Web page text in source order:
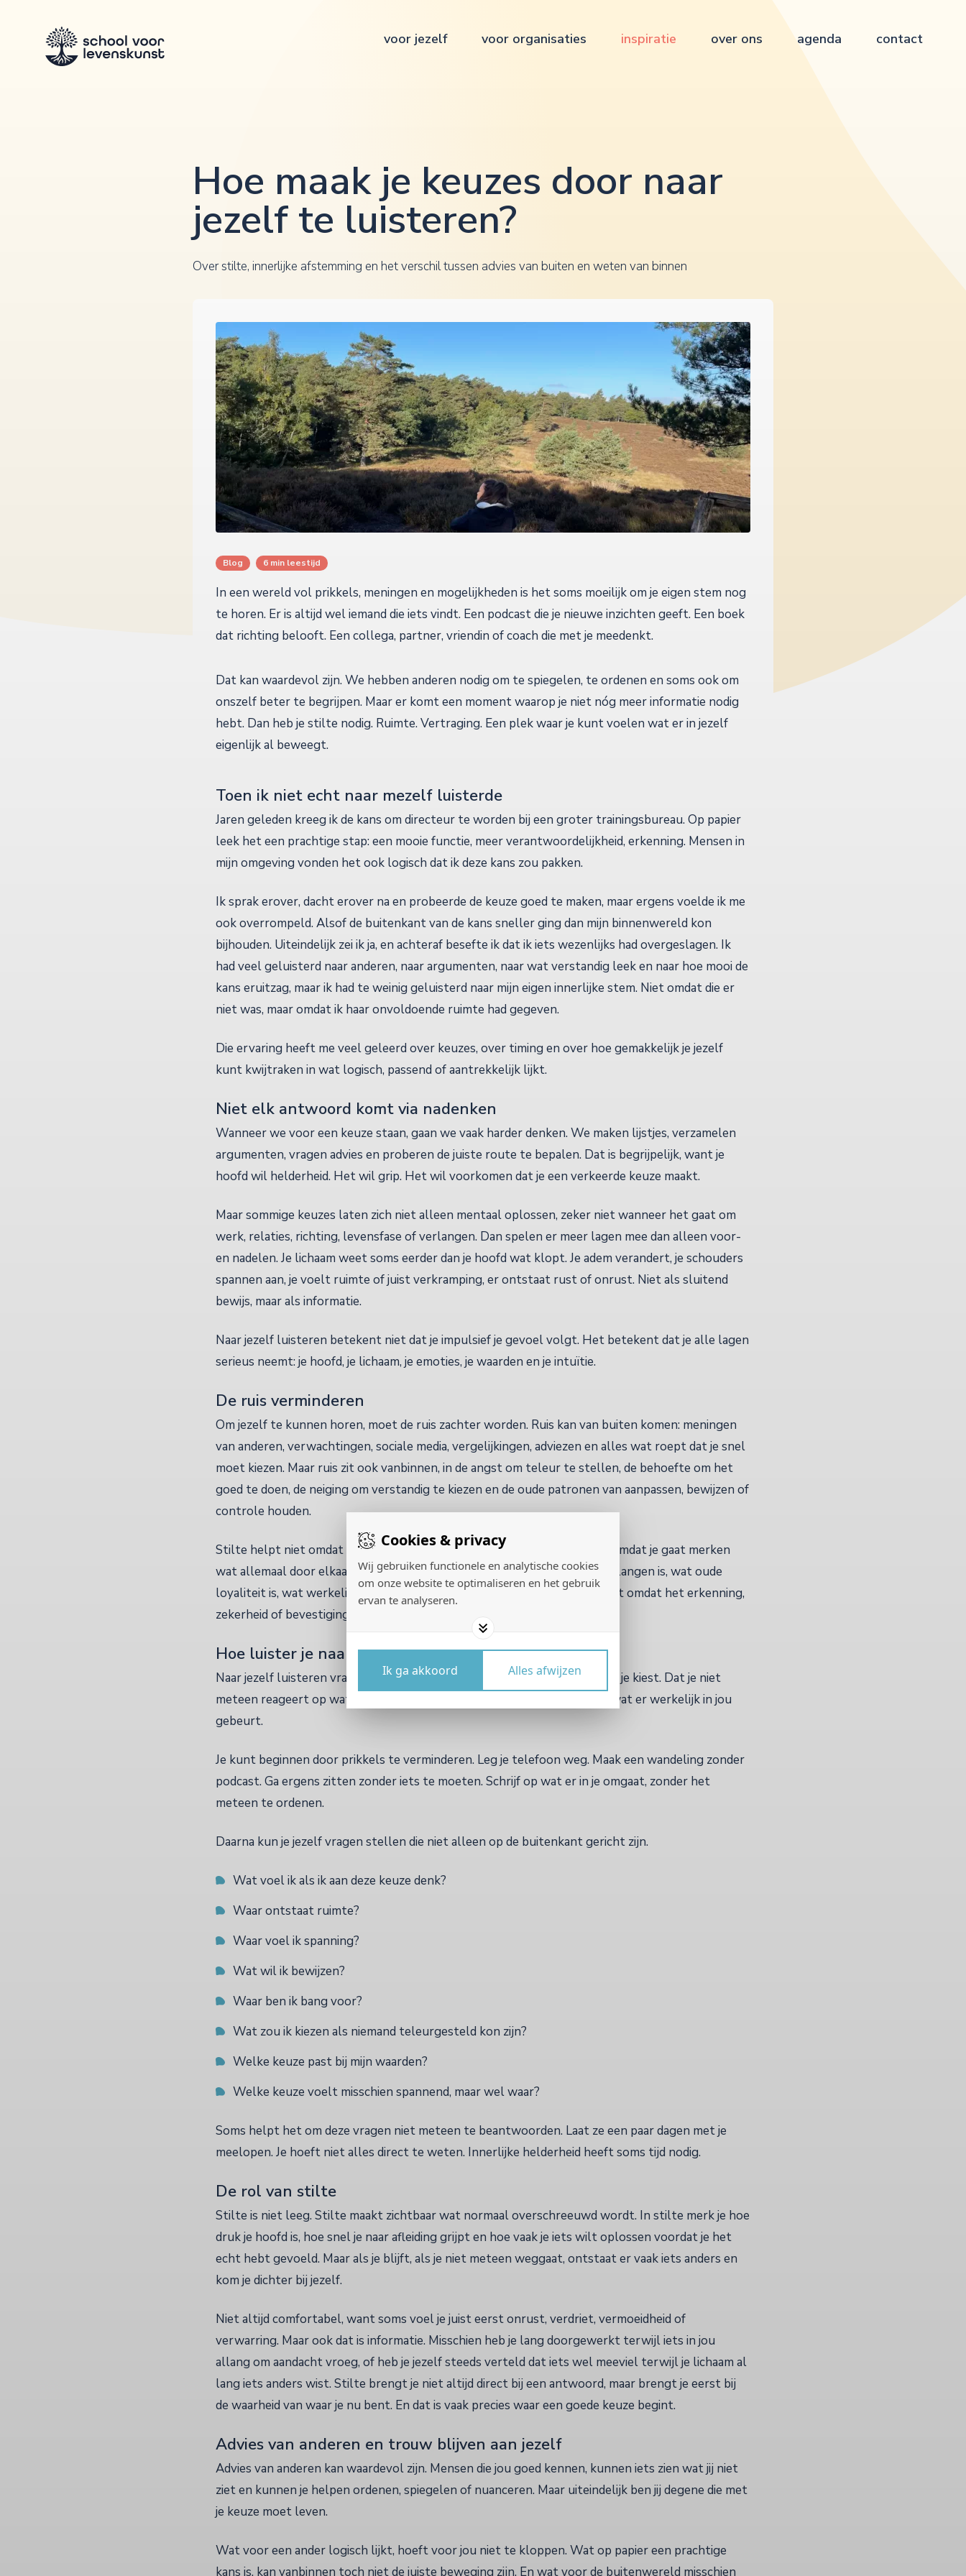
Cookies & privacy
Wij gebruiken functionele en analytische cookies
om onze website te optimaliseren en het gebruik
ervan te analyseren.
Ik ga akkoord Alles afwijzen
voor jezelf voor organisaties inspiratie over ons agenda contact
Hoe maak je keuzes door naar
jezelf te luisteren?
Over stilte, innerlijke afstemming en het verschil tussen advies van buiten en weten van binnen
Blog 6 min leestijd
In een wereld vol prikkels, meningen en mogelijkheden is het soms moeilijk om je eigen stem nog
te horen. Er is altijd wel iemand die iets vindt. Een podcast die je nieuwe inzichten geeft. Een boek
dat richting belooft. Een collega, partner, vriendin of coach die met je meedenkt.
Dat kan waardevol zijn. We hebben anderen nodig om te spiegelen, te ordenen en soms ook om
onszelf beter te begrijpen. Maar er komt een moment waarop je niet nóg meer informatie nodig
hebt. Dan heb je stilte nodig. Ruimte. Vertraging. Een plek waar je kunt voelen wat er in jezelf
eigenlijk al beweegt.
Toen ik niet echt naar mezelf luisterde
Jaren geleden kreeg ik de kans om directeur te worden bij een groter trainingsbureau. Op papier
leek het een prachtige stap: een mooie functie, meer verantwoordelijkheid, erkenning. Mensen in
mijn omgeving vonden het ook logisch dat ik deze kans zou pakken.
Ik sprak erover, dacht erover na en probeerde de keuze goed te maken, maar ergens voelde ik me
ook overrompeld. Alsof de buitenkant van de kans sneller ging dan mijn binnenwereld kon
bijhouden. Uiteindelijk zei ik ja, en achteraf besefte ik dat ik iets wezenlijks had overgeslagen. Ik
had veel geluisterd naar anderen, naar argumenten, naar wat verstandig leek en naar hoe mooi de
kans eruitzag, maar ik had te weinig geluisterd naar mijn eigen innerlijke stem. Niet omdat die er
niet was, maar omdat ik haar onvoldoende ruimte had gegeven.
Die ervaring heeft me veel geleerd over keuzes, over timing en over hoe gemakkelijk je jezelf
kunt kwijtraken in wat logisch, passend of aantrekkelijk lijkt.
Niet elk antwoord komt via nadenken
Wanneer we voor een keuze staan, gaan we vaak harder denken. We maken lijstjes, verzamelen
argumenten, vragen advies en proberen de juiste route te bepalen. Dat is begrijpelijk, want je
hoofd wil helderheid. Het wil grip. Het wil voorkomen dat je een verkeerde keuze maakt.
Maar sommige keuzes laten zich niet alleen mentaal oplossen, zeker niet wanneer het gaat om
werk, relaties, richting, levensfase of verlangen. Dan spelen er meer lagen mee dan alleen voor-
en nadelen. Je lichaam weet soms eerder dan je hoofd wat klopt. Je adem verandert, je schouders
spannen aan, je voelt ruimte of juist verkramping, er ontstaat rust of onrust. Niet als sluitend
bewijs, maar als informatie.
Naar jezelf luisteren betekent niet dat je impulsief je gevoel volgt. Het betekent dat je alle lagen
serieus neemt: je hoofd, je lichaam, je emoties, je waarden en je intuïtie.
De ruis verminderen
Om jezelf te kunnen horen, moet de ruis zachter worden. Ruis kan van buiten komen: meningen
van anderen, verwachtingen, sociale media, vergelijkingen, adviezen en alles wat roept dat je snel
moet kiezen. Maar ruis zit ook vanbinnen, in de angst om teleur te stellen, de behoefte om het
goed te doen, de neiging om verstandig te kiezen en de oude patronen van aanpassen, bewijzen of
controle houden.
Stilte helpt niet omdat er dan meteen een helder antwoord komt, maar omdat je gaat merken
wat allemaal door elkaar heen praat. Je hoort beter wat angst is, wat verlangen is, wat oude
loyaliteit is, wat werkelijk klopt en wat misschien vooral aantrekkelijk lijkt omdat het erkenning,
zekerheid of bevestiging belooft.
Hoe luister je naar jezelf?
Naar jezelf luisteren vraagt oefening. Het vraagt dat je vertraagt voordat je kiest. Dat je niet
meteen reageert op wat zich aandient, maar ruimte maakt om te voelen wat er werkelijk in jou
gebeurt.
Je kunt beginnen door prikkels te verminderen. Leg je telefoon weg. Maak een wandeling zonder
podcast. Ga ergens zitten zonder iets te moeten. Schrijf op wat er in je omgaat, zonder het
meteen te ordenen.
Daarna kun je jezelf vragen stellen die niet alleen op de buitenkant gericht zijn.
Wat voel ik als ik aan deze keuze denk?
Waar ontstaat ruimte?
Waar voel ik spanning?
Wat wil ik bewijzen?
Waar ben ik bang voor?
Wat zou ik kiezen als niemand teleurgesteld kon zijn?
Welke keuze past bij mijn waarden?
Welke keuze voelt misschien spannend, maar wel waar?
Soms helpt het om deze vragen niet meteen te beantwoorden. Laat ze een paar dagen met je
meelopen. Je hoeft niet alles direct te weten. Innerlijke helderheid heeft soms tijd nodig.
De rol van stilte
Stilte is niet leeg. Stilte maakt zichtbaar wat normaal overschreeuwd wordt. In stilte merk je hoe
druk je hoofd is, hoe snel je naar afleiding grijpt en hoe vaak je iets wilt oplossen voordat je het
echt hebt gevoeld. Maar als je blijft, als je niet meteen weggaat, ontstaat er vaak iets anders en
kom je dichter bij jezelf.
Niet altijd comfortabel, want soms voel je juist eerst onrust, verdriet, vermoeidheid of
verwarring. Maar ook dat is informatie. Misschien heb je lang doorgewerkt terwijl iets in jou
allang om aandacht vroeg, of heb je jezelf steeds verteld dat iets wel meeviel terwijl je lichaam al
lang iets anders wist. Stilte brengt je niet altijd direct bij een antwoord, maar brengt je eerst bij
de waarheid van waar je nu bent. En dat is vaak precies waar een goede keuze begint.
Advies van anderen en trouw blijven aan jezelf
Advies van anderen kan waardevol zijn. Mensen die jou goed kennen, kunnen iets zien wat jij niet
ziet en kunnen je helpen ordenen, spiegelen of nuanceren. Maar uiteindelijk ben jij degene die met
je keuze moet leven.
Wat voor een ander logisch lijkt, hoeft voor jou niet te kloppen. Wat op papier een prachtige
kans is, kan vanbinnen toch niet de juiste beweging zijn. En wat voor de buitenwereld misschien